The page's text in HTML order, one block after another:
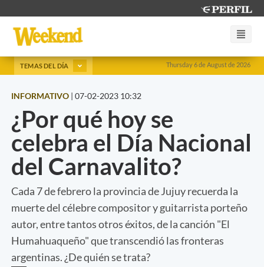
Thursday 6 de August de 2026
TEMAS DEL DÍA
INFORMATIVO | 07-02-2023 10:32
¿Por qué hoy se
celebra el Día Nacional
del Carnavalito?
Cada 7 de febrero la provincia de Jujuy recuerda la
muerte del célebre compositor y guitarrista porteño
autor, entre tantos otros éxitos, de la canción "El
Humahuaqueño" que transcendió las fronteras
argentinas. ¿De quién se trata?